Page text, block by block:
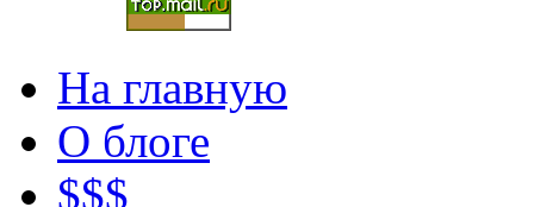
На главную
О блоге
$$$